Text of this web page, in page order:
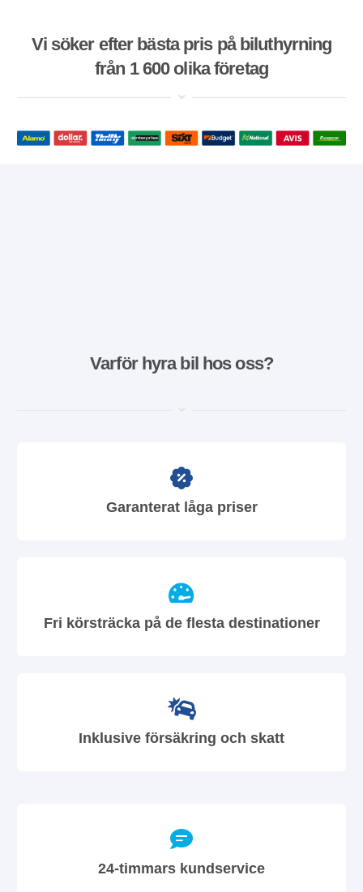
Vi söker efter bästa pris på biluthyrning
från 1 600 olika företag
Varför hyra bil hos oss?
Garanterat låga priser
Fri körsträcka på de flesta destinationer
Inklusive försäkring och skatt
24-timmars kundservice